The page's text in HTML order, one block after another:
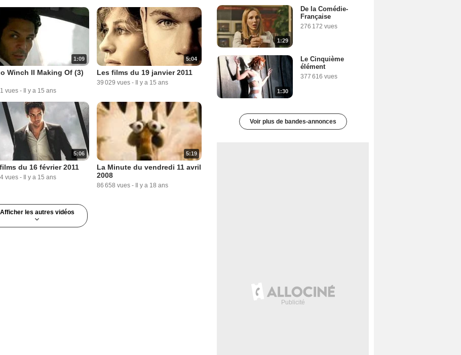
1:09
Winch II Making Of (3)
vues - Il y a 15 ans
5:04
Les films du 19 janvier 2011
39 029 vues - Il y a 15 ans
5:06
du 16 février 2011
vues - Il y a 15 ans
5:19
La Minute du vendredi 11 avril
2008
86 658 vues - Il y a 18 ans
Afficher les autres vidéos
1:29
De la Comédie-
Française
276 172 vues
1:30
Le Cinquième
élément
377 616 vues
Voir plus de bandes-annonces